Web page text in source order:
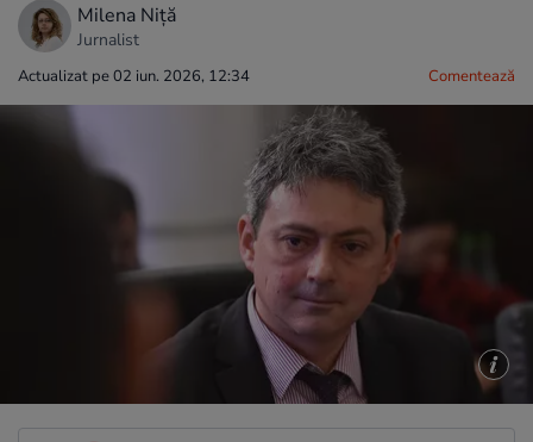
Milena Niță
Jurnalist
Actualizat pe 02 iun. 2026, 12:34 Comentează